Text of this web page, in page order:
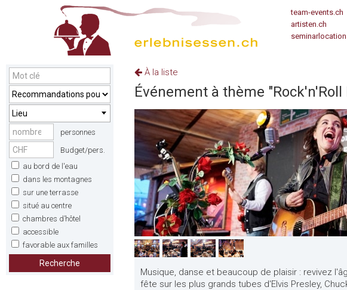
team-events.ch
artisten.ch
Lieu
personnes
Budget/pers.
au bord de l'eau
dans les montagnes
sur une terrasse
situé au centre
chambres d’hôtel
accessible
favorable aux familles
Recherche
À la liste
Événement à thème "Rock'n'Roll
Musique, danse et beaucoup de plaisir : revivez
fête sur les plus grands tubes d'Elvis Presley,